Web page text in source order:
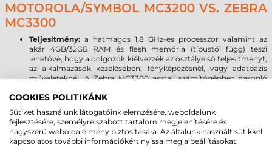
MOTOROLA/SYMBOL MC3200 VS. ZEBRA
MC3300
Teljesítmény: a hatmagos 1,8 GHz-es processzor valamint az
akár 4GB/32GB RAM és flash memória (típustól függ) teszi
lehetővé, hogy a dolgozók kiélvezzék az osztályelső teljesítményt,
az alkalmazások kezelésében, fényképezésnél, vagy adatbázis
műveleteknél. A Zebra MC3300 asztali számítógéphez hasonló
alkalmazások esetén is.
Operációs rendszer:
2020-ban megszűnik a Microsoft Windows
mobil operációs rendszerek támogatása, így az új OS forradalmi
hullám már a 24 órába lépett. A Zebra MC3300 terminálon a
legújabb Android 7.0 rendszer lehetővé teszi, hogy a programok
kihasználják a legújabb fejlesztéseket, beleértve a fokozott
COOKIES POLITIKÁNK
Sütiket használunk látogatóink elemzésére, weboldalunk
fejlesztésére, személyre szabott tartalom megjelenítésére és
nagyszerű weboldalélmény biztosítására. Az általunk használt sütikkel
kapcsolatos további információkért nyissa meg a beállításokat.